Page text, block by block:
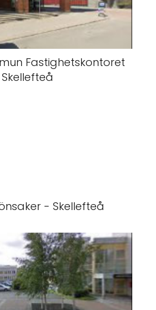
Fastighetskontoret
- Skellefteå